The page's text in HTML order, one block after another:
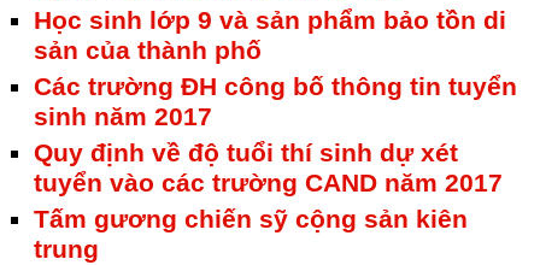
Học sinh lớp 9 và sản phẩm bảo tồn di
sản của thành phố
Các trường ĐH công bố thông tin tuyển
sinh năm 2017
Quy định về độ tuổi thí sinh dự xét
tuyển vào các trường CAND năm 2017
Tấm gương chiến sỹ cộng sản kiên
trung